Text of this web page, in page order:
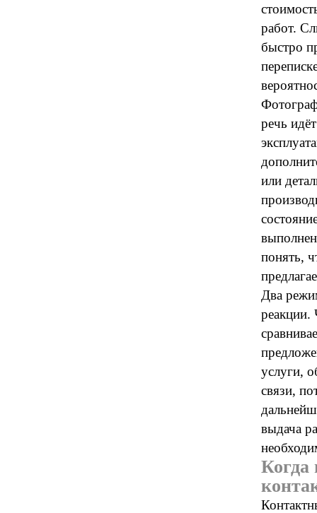
работ.
быстро
речь
или
понять,
Два
реакции.
услуги,
связи,
выдача
Когда